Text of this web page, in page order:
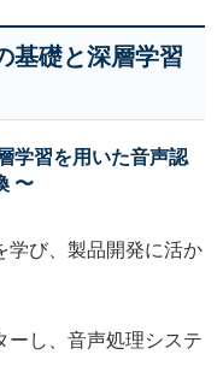
基礎と深層学習
学習を用いた音声認
〜
学び、製品開発に活か
ーし、音声処理システ